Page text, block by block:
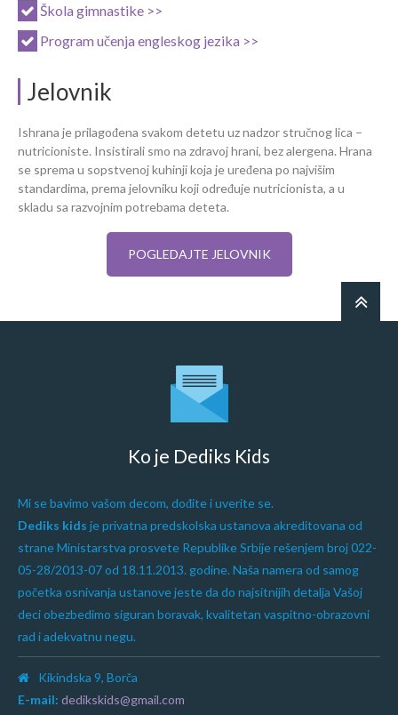
Škola gimnastike >>
Program učenja engleskog jezika >>
Jelovnik
Ishrana je prilagođena svakom detetu uz nadzor stručnog lica –
nutricioniste. Insistirali smo na zdravoj hrani, bez alergena. Hrana
se sprema u sopstvenoj kuhinji koja je uređena po najvišim
standardima, prema jelovniku koji određuje nutricionista, a u
skladu sa razvojnim potrebama deteta.
POGLEDAJTE JELOVNIK
Ko je Dediks Kids
Mi se bavimo vašom decom, dođite i uverite se.
Dediks kids je privatna predskolska ustanova akreditovana od
strane Ministarstva prosvete Republike Srbije rešenjem broj 022-
05-28/2013-07 od 18.11.2013. godine. Naša namera od samog
početka osnivanja ustanove jeste da do najsitnijih detalja Vašoj
deci obezbedimo siguran boravak, kvalitetan vaspitno-obrazovni
rad i adekvatnu negu.
Kikindska 9, Borča
E-mail: dedikskids@gmail.com